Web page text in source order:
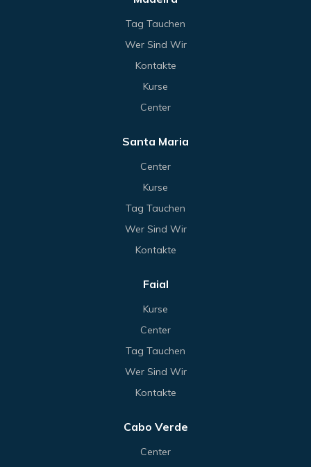
Tag Tauchen
Wer Sind Wir
Kontakte
Kurse
Center
Santa Maria
Center
Kurse
Tag Tauchen
Wer Sind Wir
Kontakte
Faial
Kurse
Center
Tag Tauchen
Wer Sind Wir
Kontakte
Cabo Verde
Center